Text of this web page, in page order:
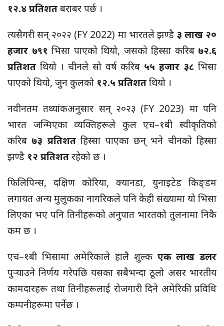
१२.४ प्रतिशतबराबर पर्छ ।
त्यसैगरी सन् २०२२ (FY 2022) मा भारतले झण्डै ३ लाख २०
हजार ७९१ भिसा पाएको थियो, जसको हिस्सा करिब ७२.६
प्रतिशत थियो । चीनले सो वर्ष करिब ५५ हजार ३८ भिसा
पाएको थियो, जुन कुलको १२.५ प्रतिशतथियो ।
नवीनतम तथ्यांकअनुसार सन् २०२३ (FY 2023) मा पनि
भारत जन्मिएका व्यक्तिहरूले कुल एच–१बी स्वीकृतिको
करिब ७३ प्रतिशतहिस्सा पाएका छन् भने चीनको हिस्सा
झण्डै १२ प्रतिशतरहेको छ ।
फिलिपिन्स, दक्षिण कोरिया, क्यानडा, युनाइटेड किङ्डम
लगायत अन्य मुलुकका नागरिकले पनि केही संख्यामा यो भिसा
लिएका भए पनि तिनीहरूको अनुपात भारतको तुलनामा निकै
कम छ ।
एच–१बी भिसामा अमेरिकाले हालै शुल्क एक लाख डलर
पुर्‍याउने निर्णय गरेपछि यसका सबैभन्दा ठूलो असर भारतीय
कामदारहरू तथा तिनीहरूलाई रोजगारी दिने अमेरिकी प्रविधि
कम्पनीहरूमा पर्नेछ ।